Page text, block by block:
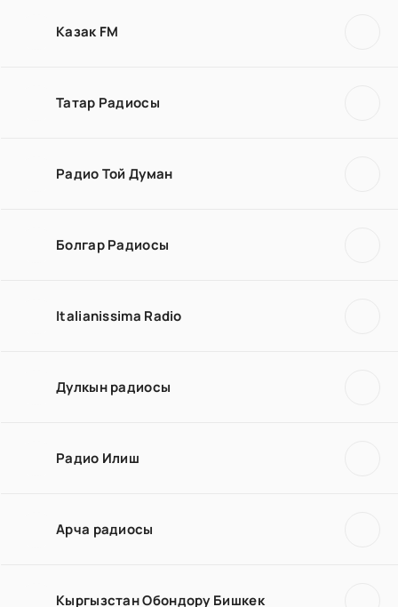
Казак FM
Татар Радиосы
Радио Той Думан
Болгар Радиосы
Italianissima Radio
Дулкын радиосы
Радио Илиш
Арча радиосы
Кыргызстан Обондору Бишкек